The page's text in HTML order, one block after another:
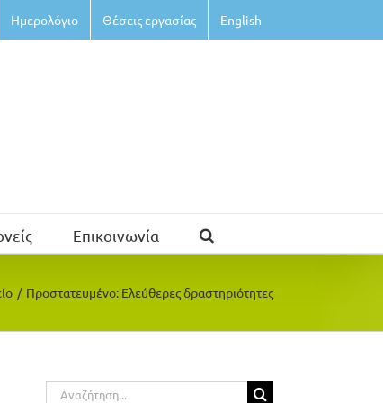
Ημερολόγιο Θέσεις εργασίας English
Επικοινωνία
/ Πρoστατευμένο: Ελεύθερες δραστηριότητες
Αναζήτηση